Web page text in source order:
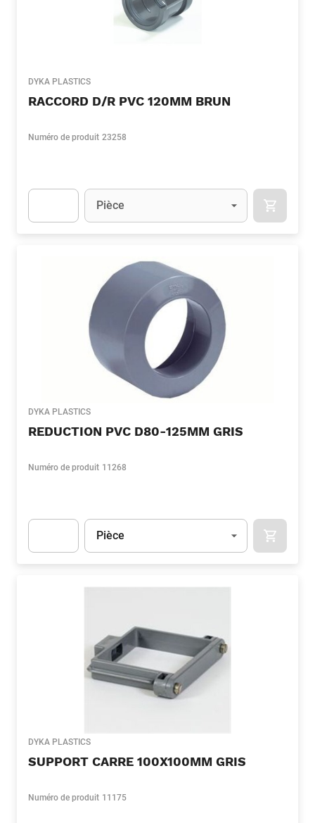
DYKA PLASTICS
RACCORD D/R PVC 120MM BRUN
Numéro de produit 23258
Unité
Pièce
DYKA PLASTICS
REDUCTION PVC D80-125MM GRIS
Numéro de produit 11268
Unité
Pièce
DYKA PLASTICS
SUPPORT CARRE 100X100MM GRIS
Numéro de produit 11175